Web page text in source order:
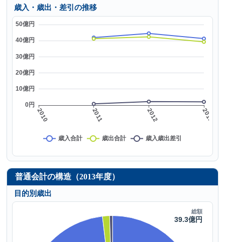
歳入・歳出・差引の推移
普通会計の構造（2013年度）
目的別歳出